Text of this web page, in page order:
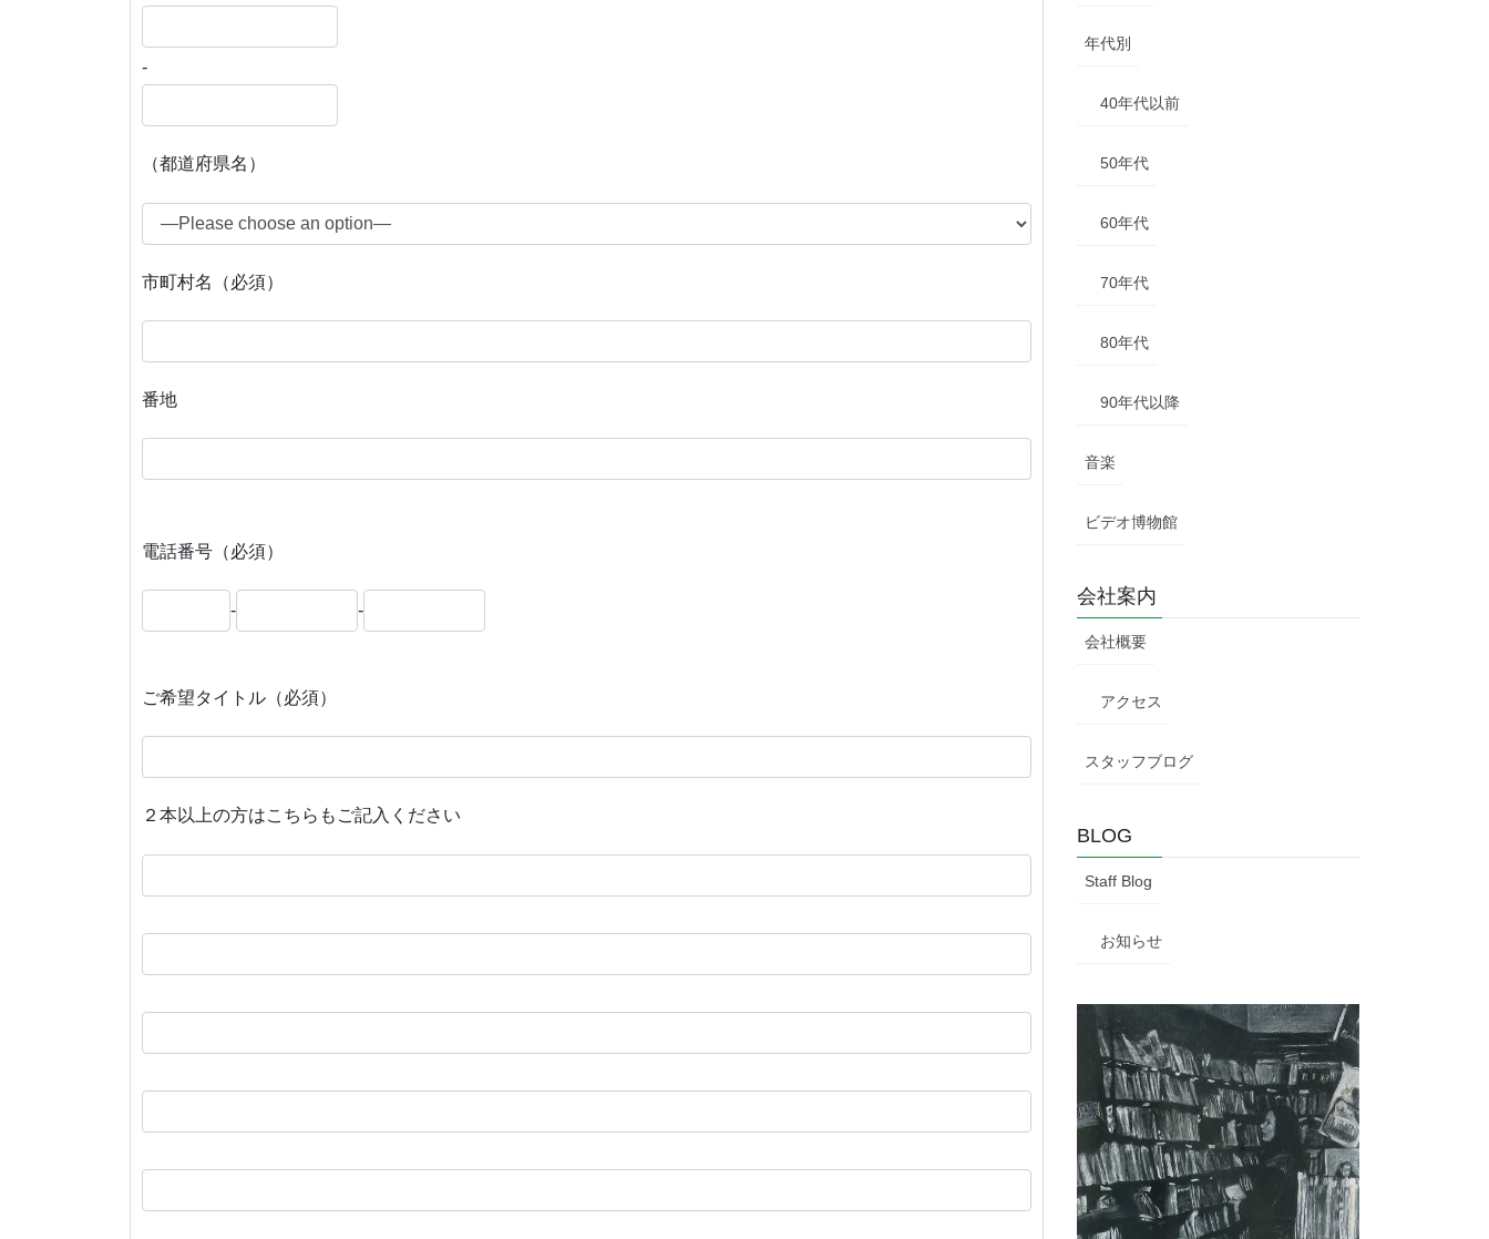
-
（都道府県名）
市町村名（必須）
番地
電話番号（必須）
- -
ご希望タイトル（必須）
２本以上の方はこちらもご記入ください
年代別
40年代以前
50年代
60年代
70年代
80年代
90年代以降
音楽
ビデオ博物館
会社案内
会社概要
アクセス
スタッフブログ
BLOG
Staff Blog
お知らせ